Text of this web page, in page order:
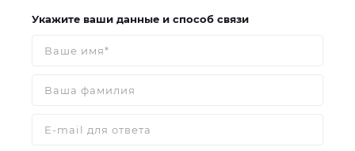
Укажите ваши данные и способ связи